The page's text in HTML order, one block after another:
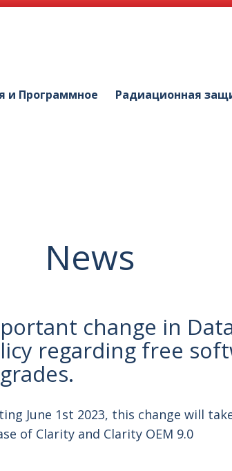
и Программное Радиационная
News
change in
regarding free
June 1st 2023, this change will
of Clarity and Clarity OEM 9.0